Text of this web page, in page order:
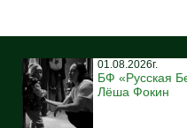
01.08.2026г.
БФ «Русская
Лёша Фокин